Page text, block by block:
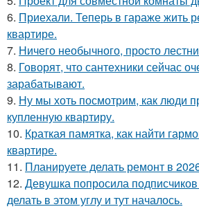
6. Приехали. Теперь в гараже жить
квартире.
7. Ничего необычного, просто
8. Говорят, что сантехники сейчас
зарабатывают.
9. Ну мы хоть посмотрим, как люди
купленную квартиру.
10. Краткая памятка, как найти
квартире.
11. Планируете делать ремонт в
12. Девушка попросила
делать в этом углу и тут началось.